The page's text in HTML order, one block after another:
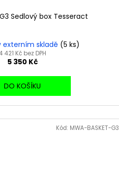
Sedlový box Tesseract
externím skladě (5 ks)
421 Kč bez DPH
5 350 Kč
DO KOŠÍKU
Kód: MWA-BASKET-G3